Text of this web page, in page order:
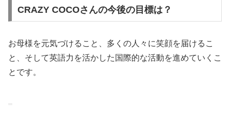
CRAZY COCOさんの今後の目標は？
お母様を元気づけること、多くの人々に笑顔を届けるこ
と、そして英語力を活かした国際的な活動を進めていくこ
とです。